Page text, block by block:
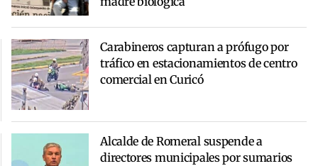
Carabineros capturan a prófugo por
tráfico en estacionamientos de centro
comercial en Curicó
Alcalde de Romeral suspende a
directores municipales por sumarios